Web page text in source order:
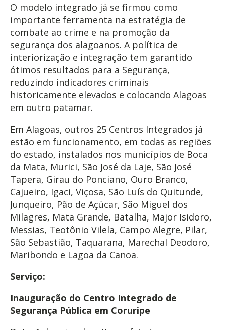
O modelo integrado já se firmou como
importante ferramenta na estratégia de
combate ao crime e na promoção da
segurança dos alagoanos. A política de
interiorização e integração tem garantido
ótimos resultados para a Segurança,
reduzindo indicadores criminais
historicamente elevados e colocando Alagoas
em outro patamar.
Em Alagoas, outros 25 Centros Integrados já
estão em funcionamento, em todas as regiões
do estado, instalados nos municípios de Boca
da Mata, Murici, São José da Laje, São José
Tapera, Girau do Ponciano, Ouro Branco,
Cajueiro, Igaci, Viçosa, São Luís do Quitunde,
Junqueiro, Pão de Açúcar, São Miguel dos
Milagres, Mata Grande, Batalha, Major Isidoro,
Messias, Teotônio Vilela, Campo Alegre, Pilar,
São Sebastião, Taquarana, Marechal Deodoro,
Maribondo e Lagoa da Canoa.
Serviço:
Inauguração do Centro Integrado de
Segurança Pública em Coruripe